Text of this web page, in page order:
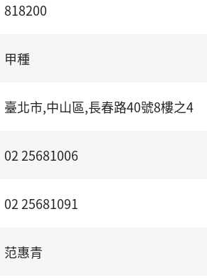
818200
甲種
臺北市,中山區,長春路40號8樓之4
02 25681006
02 25681091
范惠青